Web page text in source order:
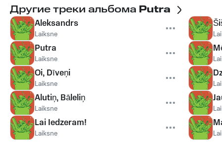
Другие треки альбома Putra
Aleksandrs
Laiksne
Putra
Laiksne
Oi, Dīveņi
Laiksne
Alutiņ, Bāleliņ
Laiksne
Lai Iedzeram!
Laiksne